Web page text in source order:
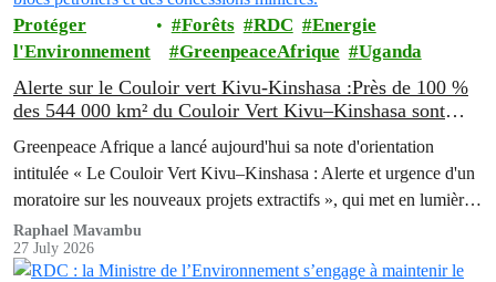
Protéger
l'Environnement
Forêts RDC
Energie
GreenpeaceAfrique
Uganda
Alerte sur le Couloir vert Kivu-Kinshasa :Près de 100 %
des 544 000 km² du Couloir Vert Kivu–Kinshasa sont
couverts par des blocs pétroliers et des concessions
minières.
Greenpeace Afrique a lancé aujourd'hui sa note d'orientation
intitulée « Le Couloir Vert Kivu–Kinshasa : Alerte et urgence d'un
moratoire sur les nouveaux projets extractifs », qui met en lumière
les profondes contradictions entre l'ambitieux programme de
conservation de la République Démocratique du Congo (RDC) et
Raphael Mavambu
27 July 2026